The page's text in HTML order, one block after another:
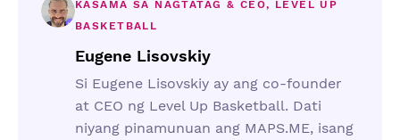
KASAMA SA NAGTATAG & CEO, LEVEL UP
BASKETBALL
Eugene Lisovskiy
Si Eugene Lisovskiy ay ang co-founder
at CEO ng Level Up Basketball. Dati
niyang pinamunuan ang MAPS.ME, isang